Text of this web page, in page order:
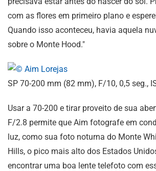
com as flores em primeiro plano e
Quando isso aconteceu, havia aquela
sobre o Monte Hood."
SP 70-200 mm (82 mm), F/10, 0,5 seg.,
Usar a 70-200 e tirar proveito de sua
F/2.8 permite que Aim fotografe em
luz, como sua foto noturna do Monte
Hills, o pico mais alto dos Estados
encontrar uma boa lente telefoto com